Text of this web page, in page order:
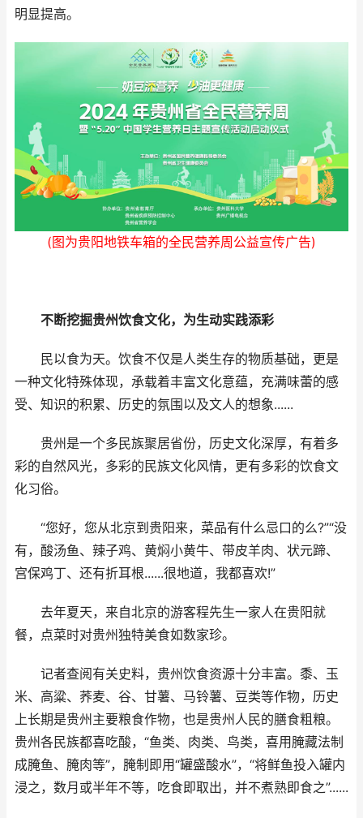
明显提高。
(图为贵阳地铁车箱的全民营养周公益宣传广告)
不断挖掘贵州饮食文化，为生动实践添彩
民以食为天。饮食不仅是人类生存的物质基础，更是
一种文化特殊体现，承载着丰富文化意蕴，充满味蕾的感
受、知识的积累、历史的氛围以及文人的想象......
贵州是一个多民族聚居省份，历史文化深厚，有着多
彩的自然风光，多彩的民族文化风情，更有多彩的饮食文
化习俗。
“您好，您从北京到贵阳来，菜品有什么忌口的么?”“没
有，酸汤鱼、辣子鸡、黄焖小黄牛、带皮羊肉、状元蹄、
宫保鸡丁、还有折耳根......很地道，我都喜欢!”
去年夏天，来自北京的游客程先生一家人在贵阳就
餐，点菜时对贵州独特美食如数家珍。
记者查阅有关史料，贵州饮食资源十分丰富。黍、玉
米、高粱、荞麦、谷、甘薯、马铃薯、豆类等作物，历史
上长期是贵州主要粮食作物，也是贵州人民的膳食粗粮。
贵州各民族都喜吃酸，“鱼类、肉类、鸟类，喜用腌藏法制
成腌鱼、腌肉等”，腌制即用“罐盛酸水”，“将鲜鱼投入罐内
浸之，数月或半年不等，吃食即取出，并不煮熟即食之”......